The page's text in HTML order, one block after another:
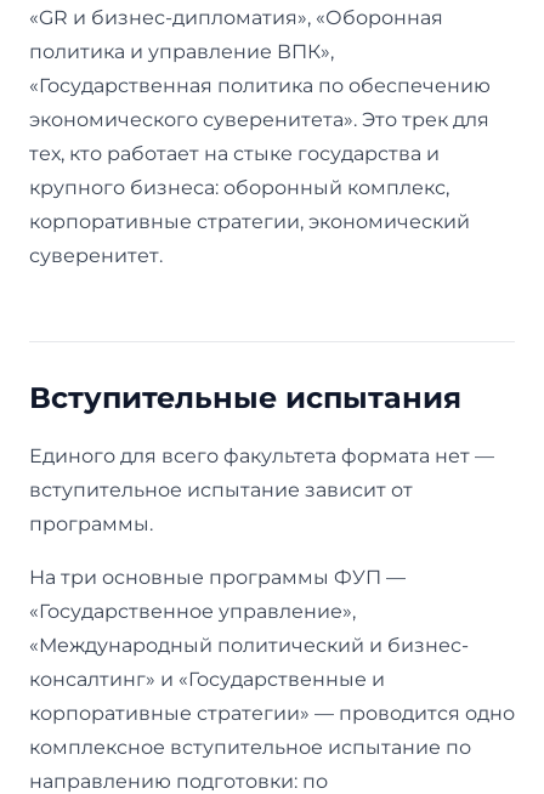
«GR и бизнес-дипломатия», «Оборонная
политика и управление ВПК»,
«Государственная политика по обеспечению
экономического суверенитета». Это трек для
тех, кто работает на стыке государства и
крупного бизнеса: оборонный комплекс,
корпоративные стратегии, экономический
суверенитет.
Вступительные испытания
Единого для всего факультета формата нет —
вступительное испытание зависит от
программы.
На три основные программы ФУП —
«Государственное управление»,
«Международный политический и бизнес-
консалтинг» и «Государственные и
корпоративные стратегии» — проводится одно
комплексное вступительное испытание по
направлению подготовки: по